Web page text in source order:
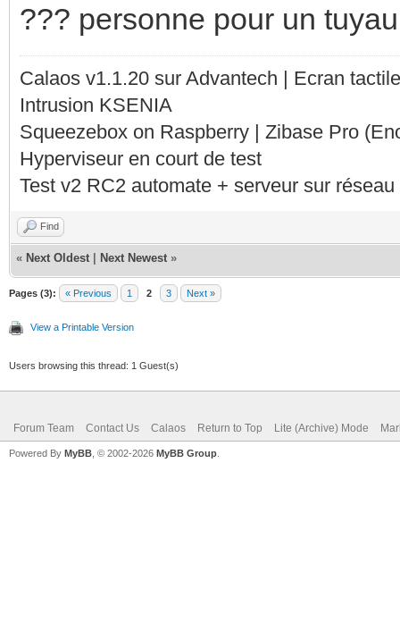
??? personne pour un
Calaos v1.1.20 sur Advantech | Ecran
Intrusion KSENIA
Squeezebox on Raspberry | Zibase Pro
Hyperviseur en court de test
Test v2 RC2 automate + serveur sur
Find
« Next Oldest Next Newest »
Pages (3): « Previous 1 2 3 Next »
View a Printable Version
Users browsing this thread: 1 Guest(s)
Forum Team Contact Us Calaos Return to Top Lite (Archive) Mode
Powered By MyBB , © 2002-2026 MyBB Group